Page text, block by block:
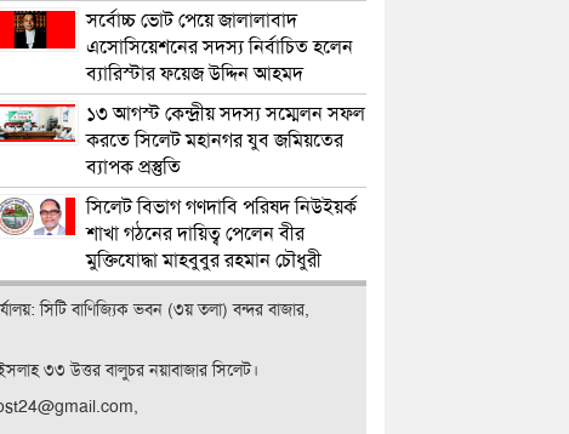
সর্বোচ্চ ভোট পেয়ে জালালাবাদ
এসোসিয়েশনের সদস্য নির্বাচিত হলেন
ব্যারিস্টার ফয়েজ উদ্দিন আহমদ
১৩ আগস্ট কেন্দ্রীয় সদস্য সম্মেলন সফল
করতে সিলেট মহানগর যুব জমিয়তের
ব্যাপক প্রস্তুতি
সিলেট বিভাগ গণদাবি পরিষদ নিউইয়র্ক
শাখা গঠনের দায়িত্ব পেলেন বীর
মুক্তিযোদ্ধা মাহবুবুর রহমান চৌধুরী
সিটি বাণিজ‍্যিক ভবন (৩য় তলা) বন্দর বাজার,
৩৩ উত্তর বালুচর নয়াবাজার সিলেট।